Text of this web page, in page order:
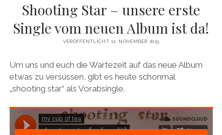
Shooting Star – unsere erste
Single vom neuen Album ist da!
VERÖFFENTLICHT 12. NOVEMBER 2015
Um uns und euch die Wartezeit auf das neue Album
etwas zu versüssen, gibt es heute schonmal
„shooting star“ als Vorabsingle.